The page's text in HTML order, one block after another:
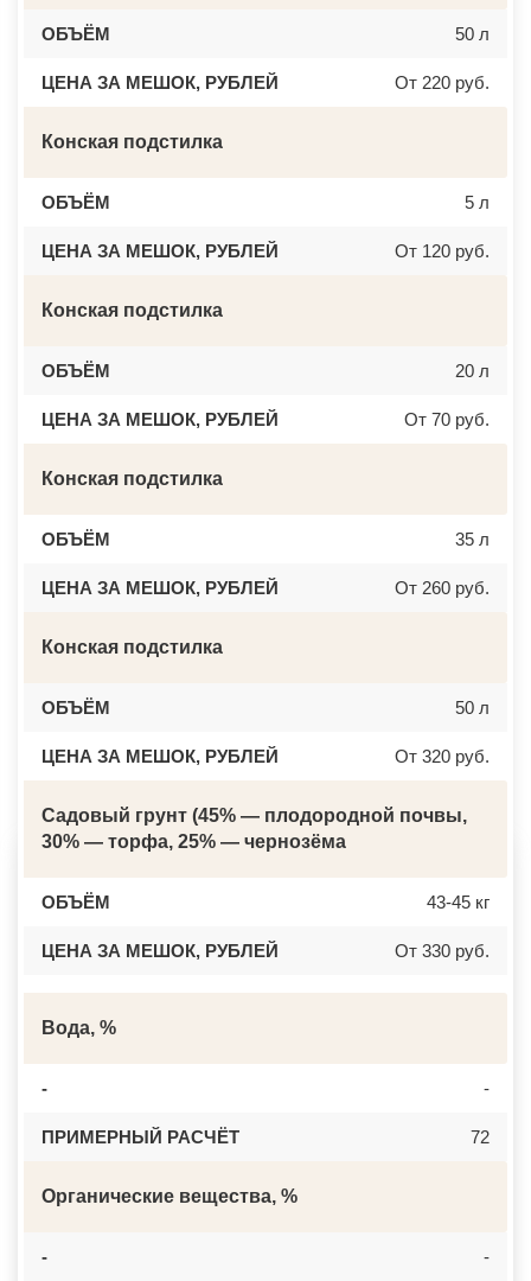
ОБЪЁМ 50 л
ЦЕНА ЗА МЕШОК, РУБЛЕЙ От 220 руб.
Конская подстилка
ОБЪЁМ 5 л
ЦЕНА ЗА МЕШОК, РУБЛЕЙ От 120 руб.
Конская подстилка
ОБЪЁМ 20 л
ЦЕНА ЗА МЕШОК, РУБЛЕЙ От 70 руб.
Конская подстилка
ОБЪЁМ 35 л
ЦЕНА ЗА МЕШОК, РУБЛЕЙ От 260 руб.
Конская подстилка
ОБЪЁМ 50 л
ЦЕНА ЗА МЕШОК, РУБЛЕЙ От 320 руб.
Садовый грунт (45% — плодородной почвы,
30% — торфа, 25% — чернозёма
ОБЪЁМ 43-45 кг
ЦЕНА ЗА МЕШОК, РУБЛЕЙ От 330 руб.
Вода, %
- -
ПРИМЕРНЫЙ РАСЧЁТ 72
Органические вещества, %
- -